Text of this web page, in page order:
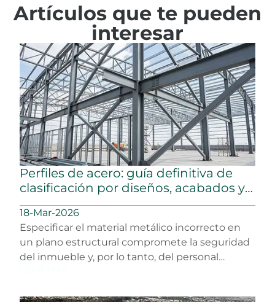
Artículos que te pueden
interesar
Perfiles de acero: guía definitiva de
clasificación por diseños, acabados y
usos
18-Mar-2026
Especificar el material metálico incorrecto en
un plano estructural compromete la seguridad
del inmueble y, por lo tanto, del personal…